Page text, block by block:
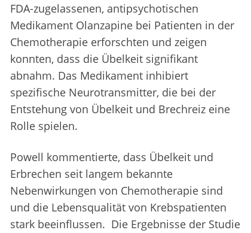
FDA-zugelassenen, antipsychotischen
Medikament Olanzapine bei Patienten in der
Chemotherapie erforschten und zeigen
konnten, dass die Übelkeit signifikant
abnahm. Das Medikament inhibiert
spezifische Neurotransmitter, die bei der
Entstehung von Übelkeit und Brechreiz eine
Rolle spielen.
Powell kommentierte, dass Übelkeit und
Erbrechen seit langem bekannte
Nebenwirkungen von Chemotherapie sind
und die Lebensqualität von Krebspatienten
stark beeinflussen. Die Ergebnisse der Studie